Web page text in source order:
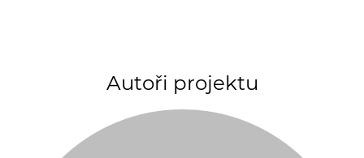
Autoři projektu